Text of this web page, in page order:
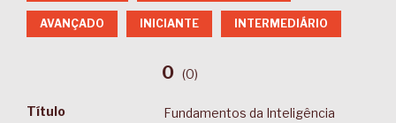
AVANÇADO INICIANTE INTERMEDIÁRIO
0 (0)
Título
Fundamentos da Inteligência